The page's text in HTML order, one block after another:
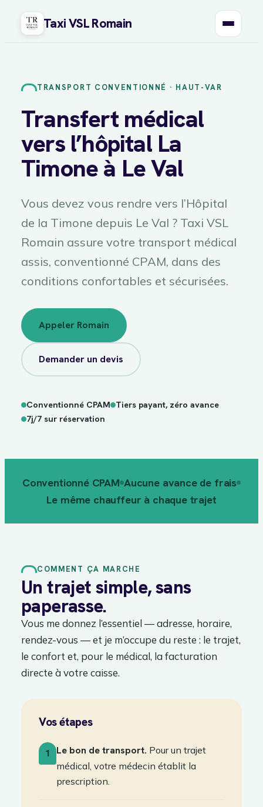
Taxi VSL Romain
TRANSPORT CONVENTIONNÉ · HAUT-VAR
Transfert médical
vers l’hôpital La
Timone à Le Val
Vous devez vous rendre vers l’Hôpital
de la Timone depuis Le Val ? Taxi VSL
Romain assure votre transport médical
assis, conventionné CPAM, dans des
conditions confortables et sécurisées.
Appeler Romain
Demander un devis
Conventionné CPAM Tiers payant, zéro avance
7j/7 sur réservation
7j/7sur
réservation
Conventionné CPAM Aucune avance de frais
Le même chauffeur à chaque trajet
COMMENT ÇA MARCHE
Un trajet simple, sans
paperasse.
Vous me donnez l’essentiel — adresse, horaire,
rendez-vous — et je m’occupe du reste : le trajet,
le confort et, pour le médical, la facturation
directe à votre caisse.
Vos étapes
1 Le bon de transport. Pour un trajet
médical, votre médecin établit la
prescription.